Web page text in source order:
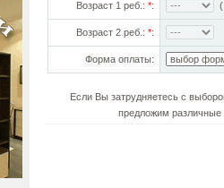
Возраст 1 реб.: *:
Возраст 2 реб.: *:
Форма оплаты:
Если Вы затрудняетесь с
предложим различные